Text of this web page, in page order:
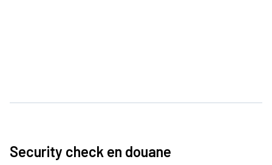
Security check en douane